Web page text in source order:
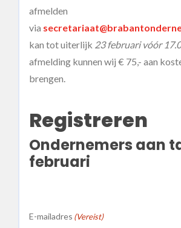
afmelden
via
kan tot uiterlijk 23 februari vóór
afmelding kunnen wij € 75,- aan
brengen.
Registreren
Ondernemers aan
februari
E-mailadres (Vereist)